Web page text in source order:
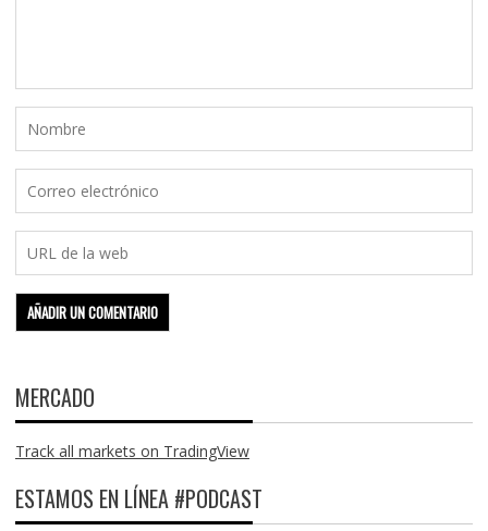
MERCADO
Track all markets on TradingView
ESTAMOS EN LÍNEA #PODCAST